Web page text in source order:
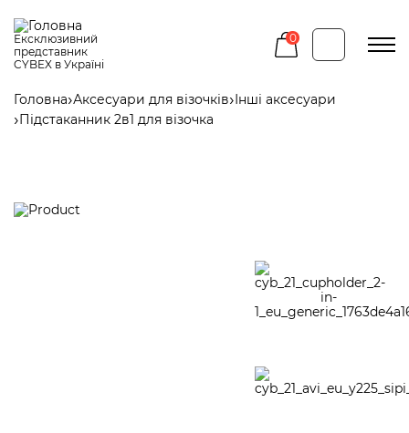
до
основного
вмісту
Ексклюзивний
представник
CYBEX в Україні
0
Рядок
навіґації
Головна Аксесуари для візочків Інші аксесуари
Підстаканник 2в1 для візочка